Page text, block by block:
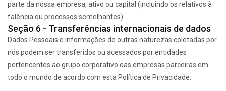
parte da nossa empresa, ativo ou capital (incluindo os relativos à
falência ou processos semelhantes).
Seção 6 - Transferências internacionais de dados
Dados Pessoais e informações de outras naturezas coletadas por
nós podem ser transferidos ou acessados por entidades
pertencentes ao grupo corporativo das empresas parceiras em
todo o mundo de acordo com esta Política de Privacidade.